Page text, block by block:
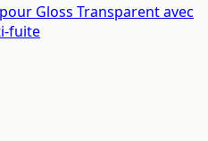
Gloss Transparent avec
fuite